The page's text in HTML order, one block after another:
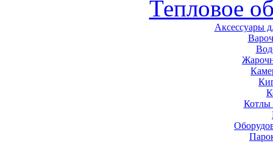
Тепловое
Аксессуары
Котлы